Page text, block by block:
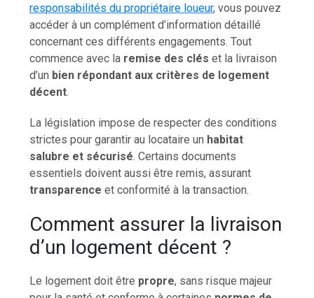
responsabilités du propriétaire loueur, vous pouvez
accéder à un complément d’information détaillé
concernant ces différents engagements. Tout
commence avec la remise des clés et la livraison
d’un bien répondant aux critères de logement
décent.
La législation impose de respecter des conditions
strictes pour garantir au locataire un habitat
salubre et sécurisé. Certains documents
essentiels doivent aussi être remis, assurant
transparence et conformité à la transaction.
Comment assurer la livraison
d’un logement décent ?
Le logement doit être propre, sans risque majeur